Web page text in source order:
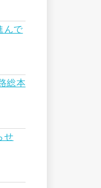
んで
総本
せ